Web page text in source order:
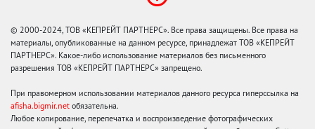
© 2000-2024, ТОВ «КЕПРЕЙТ ПАРТНЕРС». Все права защищены. Все права на
материалы, опубликованные на данном ресурсе, принадлежат ТОВ «КЕПРЕЙТ
ПАРТНЕРС». Какое-либо использование материалов без письменного
разрешения ТОВ «КЕПРЕЙТ ПАРТНЕРС» запрещено.
При правомерном использовании материалов данного ресурса гиперссылка на
afisha.bigmir.net обязательна.
Любое копирование, перепечатка и воспроизведение фотографических